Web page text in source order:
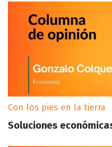
Con los pies en la tierra
Soluciones